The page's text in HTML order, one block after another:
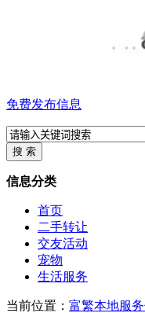
免费发布信息
信息分类
首页
二手转让
交友活动
宠物
生活服务
当前位置： 富繁本地服